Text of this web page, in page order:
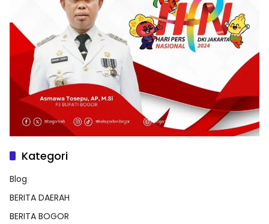
Kategori
Blog
BERITA DAERAH
BERITA BOGOR